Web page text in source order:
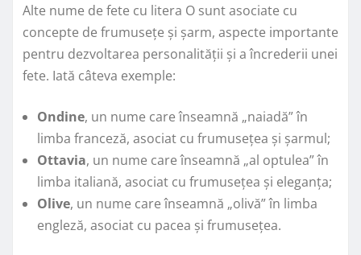
Alte nume de fete cu litera O sunt asociate cu
concepte de frumusețe și șarm, aspecte importante
pentru dezvoltarea personalității și a încrederii unei
fete. Iată câteva exemple:
Ondine, un nume care înseamnă „naiadă” în
limba franceză, asociat cu frumusețea și șarmul;
Ottavia, un nume care înseamnă „al optulea” în
limba italiană, asociat cu frumusețea și eleganța;
Olive, un nume care înseamnă „olivă” în limba
engleză, asociat cu pacea și frumusețea.